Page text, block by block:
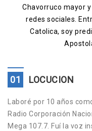
Chavorruco mayor
redes sociales.
Catolica, soy
01 LOCUCION
Laboré por 10 años
Radio Corporación
Mega 107.7. Fuí la voz